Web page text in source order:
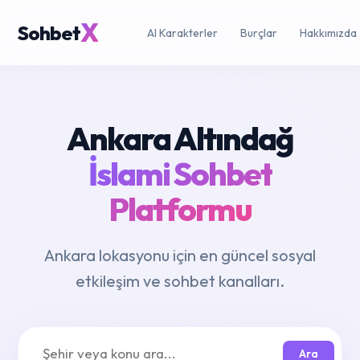
SohbetX AI Karakterler Burçlar Hakkımızda
Ankara Altındağ
İslami Sohbet
Platformu
Ankara lokasyonu için en güncel sosyal
etkileşim ve sohbet kanalları.
Ara